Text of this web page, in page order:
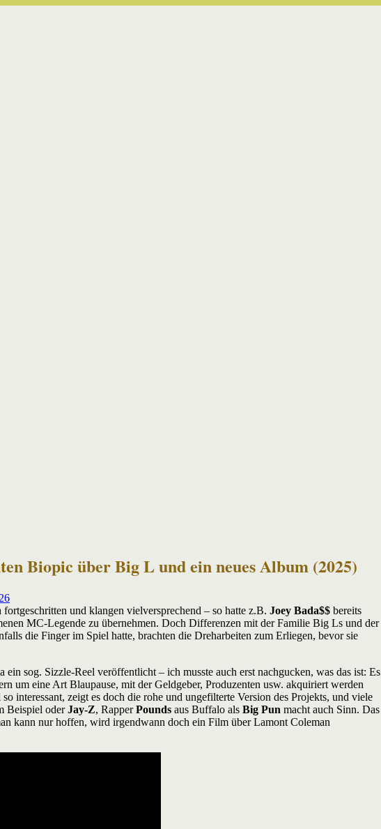
Biopic über Big L und ein neues Album (2025)
fortgeschritten und klangen vielversprechend – so hatte z.B. Joey Bada$$ bereits
MC-Legende zu übernehmen. Doch Differenzen mit der Familie Big Ls und der
die Finger im Spiel hatte, brachten die Dreharbeiten zum Erliegen, bevor sie
sog. Sizzle-Reel veröffentlicht – ich musste auch erst nachgucken, was das ist: Es
um eine Art Blaupause, mit der Geldgeber, Produzenten usw. akquiriert werden
interessant, zeigt es doch die rohe und ungefilterte Version des Projekts, und viele
Beispiel oderJay-Z, RapperPounds aus Buffalo als Big Pun macht auch Sinn. Das
kann nur hoffen, wird irgendwann doch ein Film über Lamont Coleman